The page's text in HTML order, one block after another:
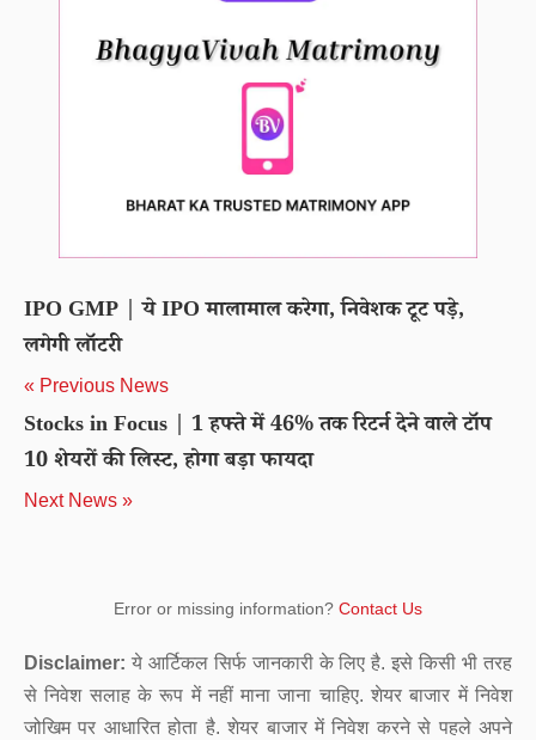
IPO GMP | ये IPO मालामाल करेगा, निवेशक टूट पड़े,
लगेगी लॉटरी
« Previous News
Stocks in Focus | 1 हफ्ते में 46% तक रिटर्न देने वाले टॉप
10 शेयरों की लिस्ट, होगा बड़ा फायदा
Next News »
Error or missing information? Contact Us
Disclaimer: ये आर्टिकल सिर्फ जानकारी के लिए है. इसे किसी भी तरह
से निवेश सलाह के रूप में नहीं माना जाना चाहिए. शेयर बाजार में निवेश
जोखिम पर आधारित होता है. शेयर बाजार में निवेश करने से पहले अपने